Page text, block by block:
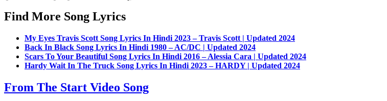
Find More Song Lyrics
My Eyes Travis Scott Song Lyrics In Hindi 2023 – Travis Scott | Updated 2024
Back In Black Song Lyrics In Hindi 1980 – AC/DC | Updated 2024
Scars To Your Beautiful Song Lyrics In Hindi 2016 – Alessia Cara | Updated 2024
Hardy Wait In The Truck Song Lyrics In Hindi 2023 – HARDY | Updated 2024
From The Start Video Song